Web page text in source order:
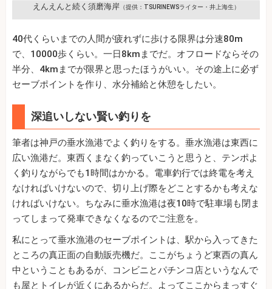
えんえんと続く須磨海岸（提供：TSURINEWSライター・井上海生）
40代くらいまでの人間が疲れずに歩ける限界は分速80m
で、10000歩くらい。一日8kmまでだ。オフロードならその
半分、4kmまでが限界と思ったほうがいい。その途上に必ず
セーブポイントを作り、水分補給と休憩をしたい。
深追いしない賢い釣りを
筆者は神戸の垂水漁港でよく釣りをする。垂水漁港は東西に
広い漁港だ。東西くまなく釣っていこうと思うと、テンポよ
く釣りながらでも1時間はかかる。電車釣行では終電を考え
なければいけないので、切り上げ際をどことするかも考えな
ければいけない。ちなみに垂水漁港は夜10時で駐車場も閉ま
ってしまって発車できなくなるのでご注意を。
私にとって垂水漁港のセーブポイントは、駅から入ってきた
ところの真正面の自動販売機だ。ここがちょうど東西の真ん
中ということもあるが、コンビニとパチンコ店というなんで
も屋とトイレが近くにあるからだ。よってここからまっすぐ